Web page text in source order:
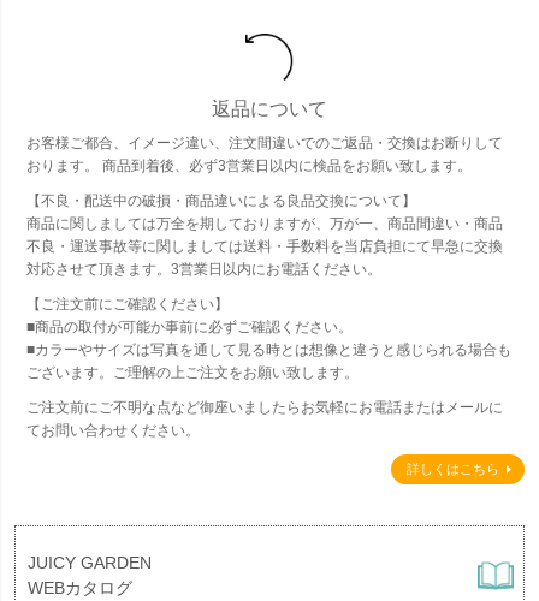
返品について
お客様ご都合、イメージ違い、注文間違いでのご返品・交換はお断りして
おります。 商品到着後、必ず3営業日以内に検品をお願い致します。
【不良・配送中の破損・商品違いによる良品交換について】
商品に関しましては万全を期しておりますが、万が一、商品間違い・商品
不良・運送事故等に関しましては送料・手数料を当店負担にて早急に交換
対応させて頂きます。3営業日以内にお電話ください。
【ご注文前にご確認ください】
■商品の取付が可能か事前に必ずご確認ください。
■カラーやサイズは写真を通して見る時とは想像と違うと感じられる場合も
ございます。ご理解の上ご注文をお願い致します。
ご注文前にご不明な点など御座いましたらお気軽にお電話またはメールに
てお問い合わせください。
詳しくはこちら
JUICY GARDEN
WEBカタログ